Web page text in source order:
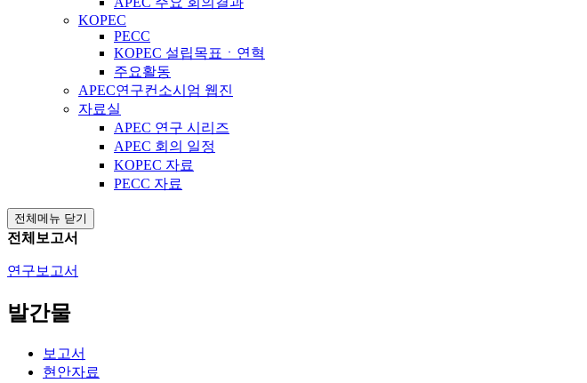
KOPEC
PECC
KOPEC 설립목표ㆍ연혁
주요활동
APEC연구컨소시엄 웹진
자료실
APEC 연구 시리즈
APEC 회의 일정
KOPEC 자료
PECC 자료
전체메뉴 닫기
전체보고서
연구보고서
발간물
보고서
현안자료